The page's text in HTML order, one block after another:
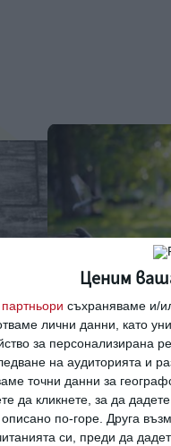
Ценим
партньори съхраняваме и/
лични данни, като
за
на аудиторията и
точни данни за
да кликнете, за да
описано по-горе. Друга
си, преди да
Здраве
9 ранни
Главната задача
разпознаят
30 август 2023 г.